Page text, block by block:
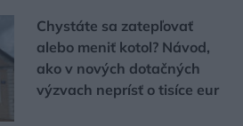
Chystáte sa zatepľovať
alebo meniť kotol? Návod,
ako v nových dotačných
výzvach neprísť o tisíce eur